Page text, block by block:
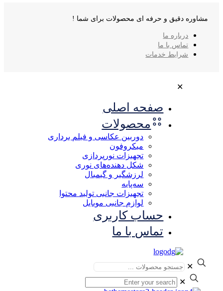
مشاوره دقیق و حرفه ای محصولات برای شما !
درباره ما
تماس با ما
شرایط خدمات
✕
صفحه اصلی
محصولات
دوربین عکاسی و فیلم برداری
میکروفون
تجهیزات نورپردازی
شکل‌ دهنده‌های نوری
لرزشگیر و گیمبال
سه‌پایه
تجهیزات جانبی تولید محتوا
لوازم جانبی موبایل
حساب کاربری
تماس با ما
✕
✕